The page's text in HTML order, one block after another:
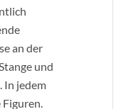
an der
und
In jedem